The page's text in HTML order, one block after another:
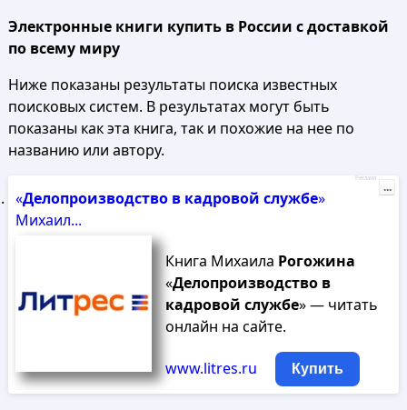
Электронные книги купить в России с доставкой
по всему миру
Ниже показаны результаты поиска известных
поисковых систем. В результатах могут быть
показаны как эта книга, так и похожие на нее по
названию или автору.
«Делопроизводство в кадровой службе»
Михаил...
Книга Михаила Рогожина
«Делопроизводство в
кадровой службе» — читать
онлайн на сайте.
www.litres.ru Купить
Реклама
...